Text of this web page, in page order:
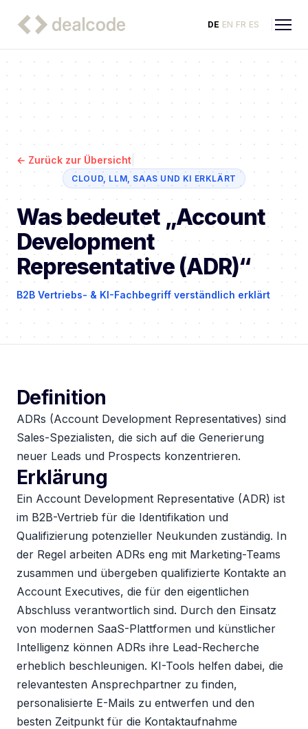
DE EN FR ES
← Zurück zur Übersicht
CLOUD, LLM, SAAS UND KI ERKLÄRT
Was bedeutet „Account
Development
Representative (ADR)“
B2B Vertriebs- & KI-Fachbegriff verständlich erklärt
Definition
ADRs (Account Development Representatives) sind
Sales-Spezialisten, die sich auf die Generierung
neuer Leads und Prospects konzentrieren.
Erklärung
Ein Account Development Representative (ADR) ist
im B2B-Vertrieb für die Identifikation und
Qualifizierung potenzieller Neukunden zuständig. In
der Regel arbeiten ADRs eng mit Marketing-Teams
zusammen und übergeben qualifizierte Kontakte an
Account Executives, die für den eigentlichen
Abschluss verantwortlich sind. Durch den Einsatz
von modernen SaaS-Plattformen und künstlicher
Intelligenz können ADRs ihre Lead-Recherche
erheblich beschleunigen. KI-Tools helfen dabei, die
relevantesten Ansprechpartner zu finden,
personalisierte E-Mails zu entwerfen und den
besten Zeitpunkt für die Kontaktaufnahme